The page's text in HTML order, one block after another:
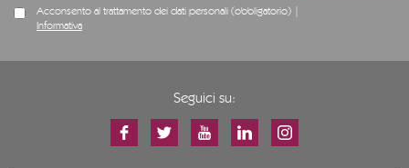
Acconsento al trattamento dei dati personali (obbligatorio) |
Informativa
Seguici su: